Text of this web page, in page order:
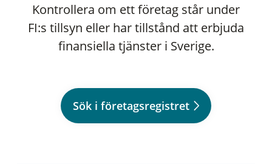
Kontrollera om ett företag står under
FI:s tillsyn eller har tillstånd att erbjuda
finansiella tjänster i Sverige.
Sök i företagsregistret